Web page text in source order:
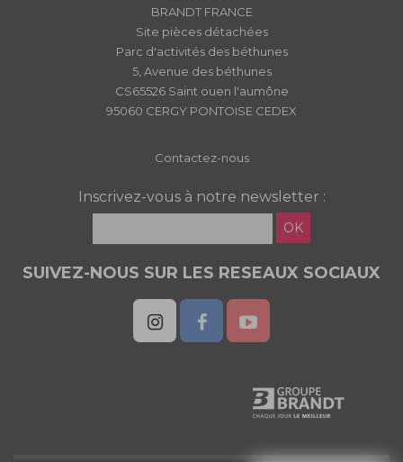
BRANDT FRANCE
Site pièces détachées
Parc d'activités des béthunes
5, Avenue des béthunes
CS65526 Saint ouen l'aumône
95060 CERGY PONTOISE CEDEX
Contactez-nous
Inscrivez-vous à notre newsletter :
OK
SUIVEZ-NOUS SUR LES RESEAUX SOCIAUX